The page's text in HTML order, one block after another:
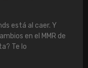
está al caer. Y
en el MMR de
Te lo